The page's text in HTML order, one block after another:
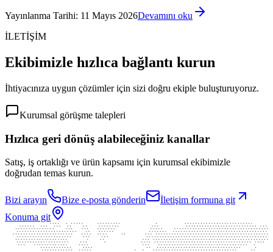
Yayınlanma Tarihi: 11 Mayıs 2026Devamını oku
İLETİŞİM
Ekibimizle hızlıca bağlantı kurun
İhtiyacınıza uygun çözümler için sizi doğru ekiple buluşturuyoruz.
Kurumsal görüşme talepleri
Hızlıca geri dönüş alabileceğiniz kanallar
Satış, iş ortaklığı ve ürün kapsamı için kurumsal ekibimizle
doğrudan temas kurun.
Bizi arayın Bize e-posta gönderin
İletişim formuna git
Konuma git